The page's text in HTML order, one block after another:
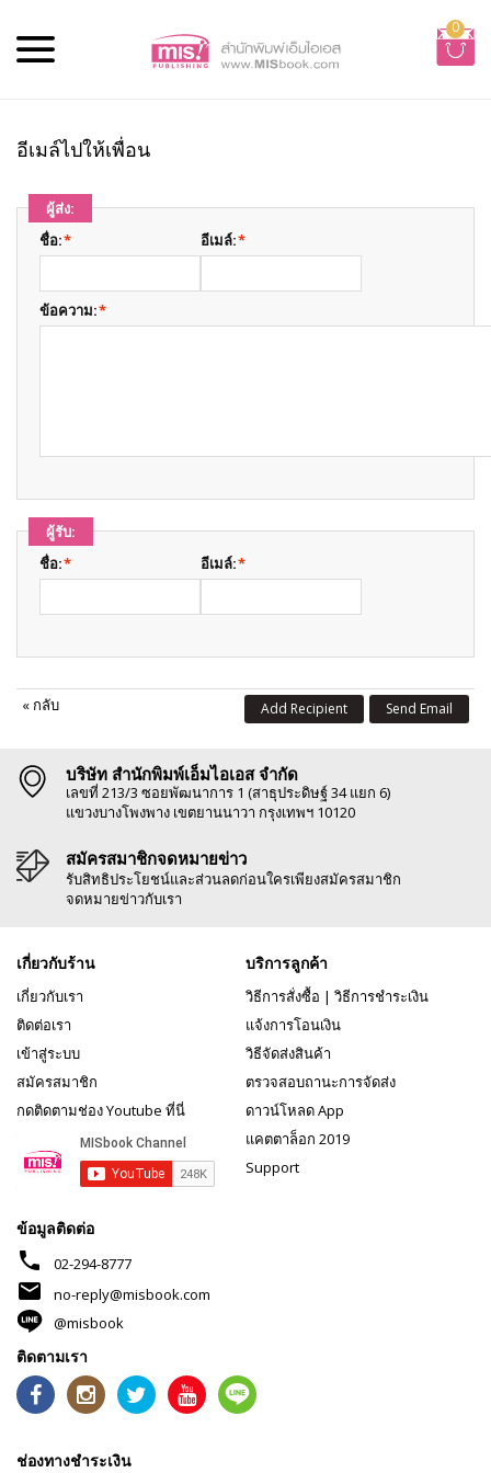
0
อีเมล์ไปให้เพื่อน
ผู้ส่ง:
*
ชื่อ: *
อีเมล์:
*
ข้อความ:
ผู้รับ:
*
ชื่อ: *
อีเมล์:
« กลับ Send Email
Add Recipient
บริษัท สำนักพิมพ์เอ็มไอเอส จำกัด
เลขที่ 213/3 ซอยพัฒนาการ 1 (สาธุประดิษฐ์ 34 แยก 6)
แขวงบางโพงพาง เขตยานนาวา กรุงเทพฯ 10120
สมัครสมาชิกจดหมายข่าว
รับสิทธิประโยชน์และส่วนลดก่อนใครเพียงสมัครสมาชิก
จดหมายข่าวกับเรา
เกี่ยวกับร้าน
เกี่ยวกับเรา
ติดต่อเรา
เข้าสู่ระบบ
สมัครสมาชิก
กดติดตามช่อง Youtube ที่นี่
บริการลูกค้า
วิธีการสั่งซื้อ | วิธีการชำระเงิน
แจ้งการโอนเงิน
วิธีจัดส่งสินค้า
ตรวจสอบถานะการจัดส่ง
ดาวน์โหลด App
แคตตาล็อก 2019
Support
ข้อมูลติดต่อ
phone 02-294-8777
mail
no-reply@misbook.com
@misbook
ติดตามเรา
ช่องทางชำระเงิน